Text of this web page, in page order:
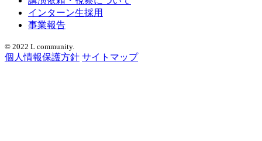
インターン生採用
事業報告
© 2022 L community.
個人情報保護方針 サイトマップ